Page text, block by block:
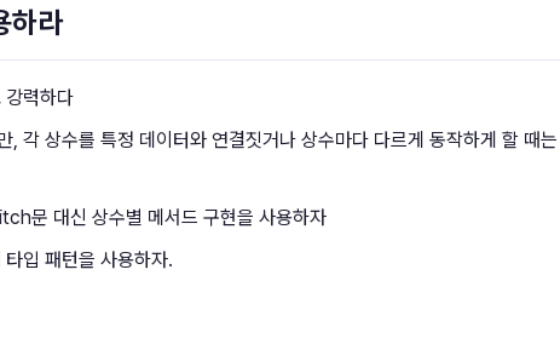
하라
강력하다
각 상수를 특정 데이터와 연결짓거나 상수마다 다르게 동작하게 할 때
문 대신 상수별 메서드 구현을 사용하자
입 패턴을 사용하자.